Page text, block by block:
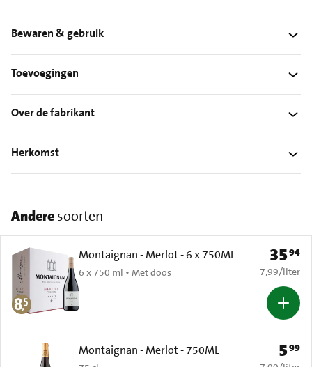
Bewaren & gebruik
Toevoegingen
Over de fabrikant
Herkomst
Anderesoorten
Montaignan - Merlot - 6 x 750ML
6 x 750 ml • Met doos
Prijs: €
3594
€ 7,99 per
7,99/liter
Montaignan - Merlot - 750ML Prijs:
599